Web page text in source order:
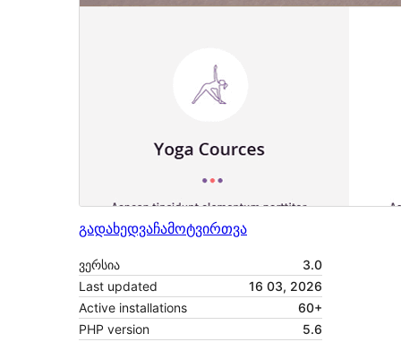
გადახედვაჩამოტვირთვა
ვერსია
3.0
Last updated
16 03, 2026
Active installations
60+
PHP version
5.6